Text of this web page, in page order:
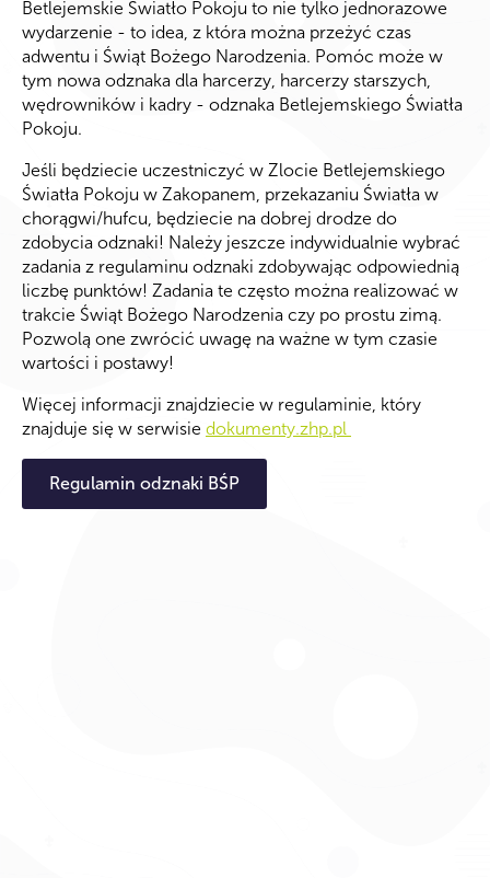
Betlejemskie Światło Pokoju to nie tylko jednorazowe
wydarzenie - to idea, z która można przeżyć czas
adwentu i Świąt Bożego Narodzenia. Pomóc może w
tym nowa odznaka dla harcerzy, harcerzy starszych,
wędrowników i kadry - odznaka Betlejemskiego Światła
Pokoju.
Jeśli będziecie uczestniczyć w Zlocie Betlejemskiego
Światła Pokoju w Zakopanem, przekazaniu Światła w
chorągwi/hufcu, będziecie na dobrej drodze do
zdobycia odznaki! Należy jeszcze indywidualnie wybrać
zadania z regulaminu odznaki zdobywając odpowiednią
liczbę punktów! Zadania te często można realizować w
trakcie Świąt Bożego Narodzenia czy po prostu zimą.
Pozwolą one zwrócić uwagę na ważne w tym czasie
wartości i postawy!
Więcej informacji znajdziecie w regulaminie, który
znajduje się w serwisie dokumenty.zhp.pl
Regulamin odznaki BŚP